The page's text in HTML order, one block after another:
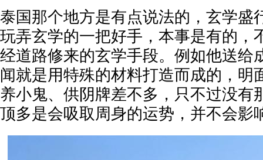
泰国那个地方是有点说法的，玄学盛
玩弄玄学的一把好手，本事是有的，
经道路修来的玄学手段。例如他送给
闻就是用特殊的材料打造而成的，明
养小鬼、供阴牌差不多，只不过没有
顶多是会吸取周身的运势，并不会影